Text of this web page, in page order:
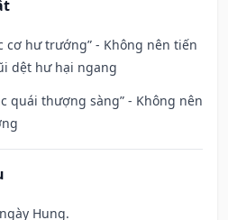
cơ hư trướng” - Không nên tiến
dệt hư hại ngang
quái thượng sàng” - Không nên
Hung.